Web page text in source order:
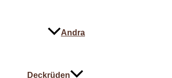
Andra
Deckrüden